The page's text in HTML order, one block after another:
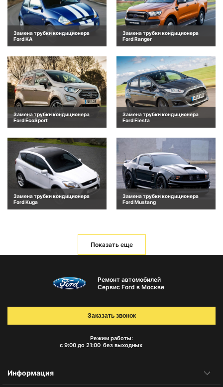
Замена трубки кондиционера
Ford KA
Замена трубки кондиционера
Ford Ranger
Замена трубки кондиционера
Ford EcoSport
Замена трубки кондиционера
Ford Fiesta
Замена трубки кондиционера
Ford Kuga
Замена трубки кондиционера
Ford Mustang
Показать еще
Ремонт автомобилей
Сервис Ford в Москве
Режим работы:
с 9:00 до 21:00 без выходных
Заказать звонок
Информация